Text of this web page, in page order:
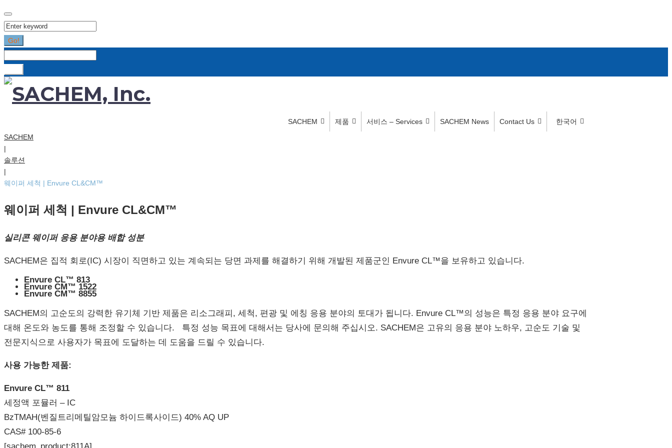
Search
for:
Go!
SACHEM 제품 서비스 – Services SACHEM News Contact Us
한국어
SACHEM
|
솔루션
|
웨이퍼 세척 | Envure CL&CM™
웨이퍼 세척 | Envure CL&CM™
실리콘 웨이퍼 응용 분야용 배합 성분
SACHEM은 집적 회로(IC) 시장이 직면하고 있는 계속되는 당면 과제를 해결하기 위해 개발된 제품군인 Envure CL™을 보유하고 있습니다.
Envure CL™ 813
Envure CM™ 1522
Envure CM™ 8855
SACHEM의 고순도의 강력한 유기체 기반 제품은 리소그래피, 세척, 편광 및 에칭 응용 분야의 토대가 됩니다. Envure CL™의 성능은 특정 응용 분야 요구에
대해 온도와 농도를 통해 조정할 수 있습니다. 특정 성능 목표에 대해서는 당사에 문의해 주십시오. SACHEM은 고유의 응용 분야 노하우, 고순도 기술 및
전문지식으로 사용자가 목표에 도달하는 데 도움을 드릴 수 있습니다.
사용 가능한 제품:
Envure CL™ 811
세정액 포뮬러 – IC
BzTMAH(벤질트리메틸암모늄 하이드록사이드) 40% AQ UP
CAS# 100-85-6